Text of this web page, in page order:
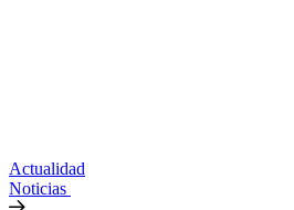
Actualidad
Noticias